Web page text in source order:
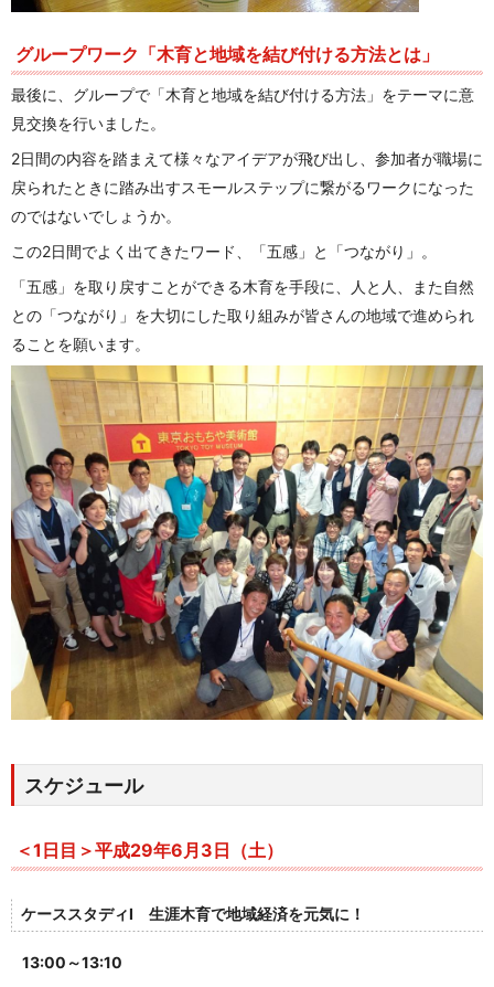
グループワーク「木育と地域を結び付ける方法とは」
最後に、グループで「木育と地域を結び付ける方法」をテーマに意
見交換を行いました。
2日間の内容を踏まえて様々なアイデアが飛び出し、参加者が職場に
戻られたときに踏み出すスモールステップに繋がるワークになった
のではないでしょうか。
この2日間でよく出てきたワード、「五感」と「つながり」。
「五感」を取り戻すことができる木育を手段に、人と人、また自然
との「つながり」を大切にした取り組みが皆さんの地域で進められ
ることを願います。
スケジュール
＜1日目＞平成29年6月3日（土）
ケーススタディI 生涯木育で地域経済を元気に！
13:00～13:10